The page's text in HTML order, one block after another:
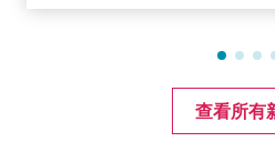
查看所有